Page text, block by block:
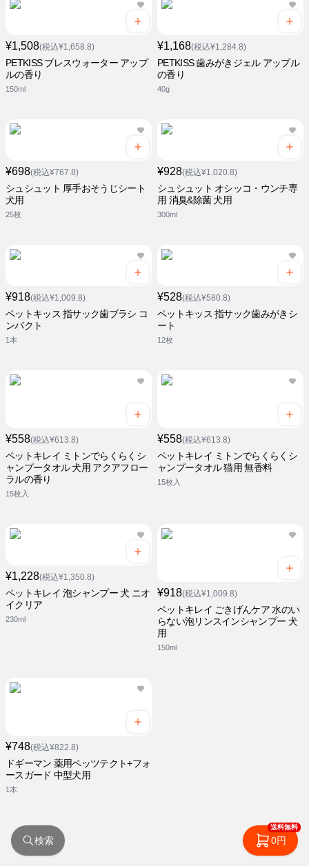
¥1,508(税込¥1,658.8)
PETKISS ブレスウォーター アップ
ルの香り
150ml
¥1,168(税込¥1,284.8)
PETKISS 歯みがきジェル アップル
の香り
40g
¥698(税込¥767.8)
シュシュット 厚手おそうじシート
犬用
25枚
¥928(税込¥1,020.8)
シュシュット オシッコ・ウンチ専
用 消臭&除菌 犬用
300ml
¥918(税込¥1,009.8)
ペットキッス 指サック歯ブラシ コ
ンパクト
1本
¥528(税込¥580.8)
ペットキッス 指サック歯みがきシ
ート
12枚
¥558(税込¥613.8)
ペットキレイ ミトンでらくらくシ
ャンプータオル 犬用 アクアフロー
ラルの香り
15枚入
¥558(税込¥613.8)
ペットキレイ ミトンでらくらくシ
ャンプータオル 猫用 無香料
15枚入
¥1,228(税込¥1,350.8)
ペットキレイ 泡シャンプー 犬 ニオ
イクリア
230ml
¥918(税込¥1,009.8)
ペットキレイ ごきげんケア 水のい
らない泡リンスインシャンプー 犬
用
150ml
¥748(税込¥822.8)
ドギーマン 薬用ペッツテクト+フォ
ースガード 中型犬用
1本
検索
送料無料
0円